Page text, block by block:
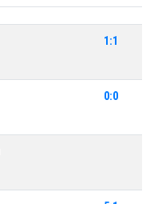
1:1
0:0